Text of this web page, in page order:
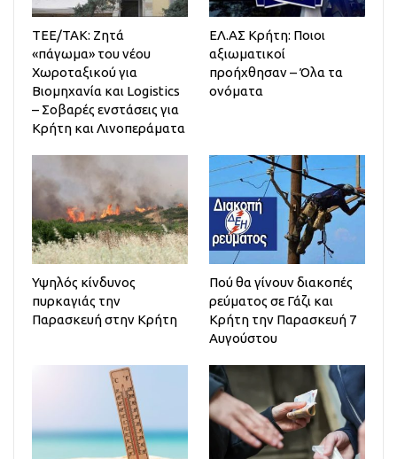
ΤΕΕ/ΤΑΚ: Ζητά
«πάγωμα» του νέου
Χωροταξικού για
Βιομηχανία και Logistics
– Σοβαρές ενστάσεις για
Κρήτη και Λινοπεράματα
ΕΛ.ΑΣ Κρήτη: Ποιοι
αξιωματικοί
προήχθησαν – Όλα τα
ονόματα
Υψηλός κίνδυνος
πυρκαγιάς την
Παρασκευή στην Κρήτη
Πού θα γίνουν διακοπές
ρεύματος σε Γάζι και
Κρήτη την Παρασκευή 7
Αυγούστου